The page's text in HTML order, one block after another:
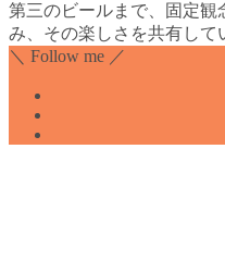
第三のビールまで、固定観
み、その楽しさを共有して
＼ Follow me ／